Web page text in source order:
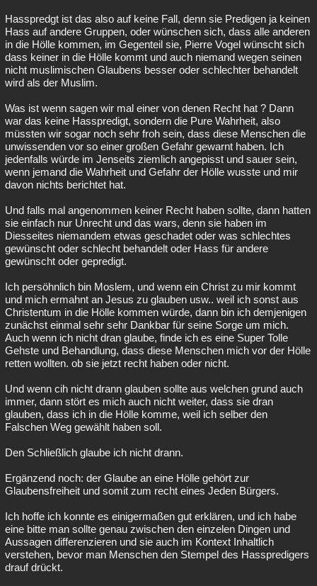
Hasspredgt ist das also auf keine Fall, denn sie Predigen ja keinen
Hass auf andere Gruppen, oder wünschen sich, dass alle anderen
in die Hölle kommen, im Gegenteil sie, Pierre Vogel wünscht sich
dass keiner in die Hölle kommt und auch niemand wegen seinen
nicht muslimischen Glaubens besser oder schlechter behandelt
wird als der Muslim.
Was ist wenn sagen wir mal einer von denen Recht hat ? Dann
war das keine Hasspredigt, sondern die Pure Wahrheit, also
müssten wir sogar noch sehr froh sein, dass diese Menschen die
unwissenden vor so einer großen Gefahr gewarnt haben. Ich
jedenfalls würde im Jenseits ziemlich angepisst und sauer sein,
wenn jemand die Wahrheit und Gefahr der Hölle wusste und mir
davon nichts berichtet hat.
Und falls mal angenommen keiner Recht haben sollte, dann hatten
sie einfach nur Unrecht und das wars, denn sie haben im
Diesseites niemandem etwas geschadet oder was schlechtes
gewünscht oder schlecht behandelt oder Hass für andere
gewünscht oder gepredigt.
Ich persöhnlich bin Moslem, und wenn ein Christ zu mir kommt
und mich ermahnt an Jesus zu glauben usw.. weil ich sonst aus
Christentum in die Hölle kommen würde, dann bin ich demjenigen
zunächst einmal sehr sehr Dankbar für seine Sorge um mich.
Auch wenn ich nicht dran glaube, finde ich es eine Super Tolle
Gehste und Behandlung, dass diese Menschen mich vor der Hölle
retten wollten. ob sie jetzt recht haben oder nicht.
Und wenn cih nicht drann glauben sollte aus welchen grund auch
immer, dann stört es mich auch nicht weiter, dass sie dran
glauben, dass ich in die Hölle komme, weil ich selber den
Falschen Weg gewählt haben soll.
Den Schließlich glaube ich nicht drann.
Ergänzend noch: der Glaube an eine Hölle gehört zur
Glaubensfreiheit und somit zum recht eines Jeden Bürgers.
Ich hoffe ich konnte es einigermaßen gut erklären, und ich habe
eine bitte man sollte genau zwischen den einzelen Dingen und
Aussagen differenzieren und sie auch im Kontext Inhaltlich
verstehen, bevor man Menschen den Stempel des Hasspredigers
drauf drückt.